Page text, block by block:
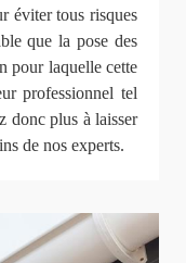
éviter tous risques
que la pose des
pour laquelle cette
professionnel tel
donc plus à laisser
de nos experts.